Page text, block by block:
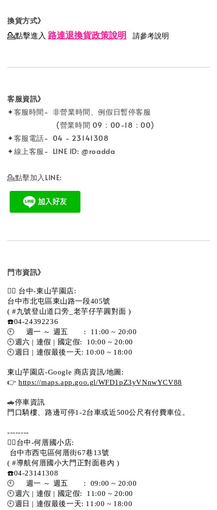
換貨方式》
💁點擊進入 路達退換貨政策說明 請參考說明
客服資訊》
✦客服時間- 非營業時間、例假日暫停客服
(營業時間 09：00-18：00)
✦客服電話- 04 - 23141308
✦線上客服- LINE ID: @roadda
💁點擊加入LINE:
門市資訊》
💁‍♀️ 台中-東山芋園店:
台中市北屯區東山路一段405號
( #九號登山道口旁_老芋仔芋圓對面 )
☎️04-24392236
🕙     週一 ～ 週五       :  11:00 ~ 20:00
🕙週六 | 連假 | 國定假:  10:00 ~ 20:00
🕙週日 | 連假最後一天: 10:00 ~ 18:00
東山芋園店-Google 商店資訊/地圖:
👉 https://maps.app.goo.gl/WFD1pZ3yVNnwYCV88
🚗停車資訊
門口騎樓、路邊可停1-2台車或近500公尺有付費車位。
--------
💁‍♀️台中-何厝國小店:
台中市西屯區何厝街67巷13號
( #導航何厝國小大門正對面巷內 )
☎️04-23141308
🕙     週一 ～ 週五       :  09:00 ~ 20:00
🕙週六 | 連假 | 國定假:  11:00 ~ 20:00
🕙週日 | 連假最後一天: 11:00 ~ 18:00